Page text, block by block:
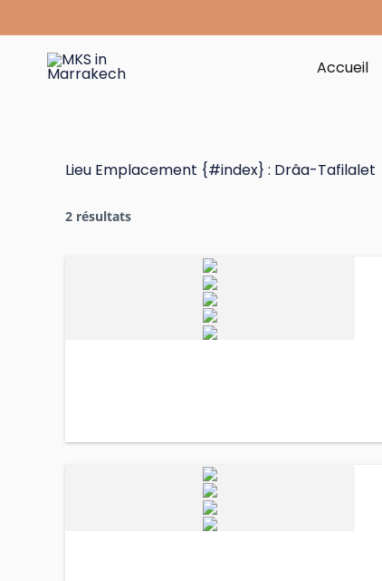
au
contenu
Accueil
Lieu Emplacement {#index} : Drâa-Tafilalet
2 résultats